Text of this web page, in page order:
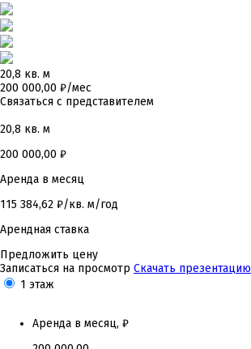
20,8 кв. м
200 000,00 ₽/мес
Связаться с представителем
20,8 кв. м
200 000,00 ₽
Аренда в месяц
115 384,62 ₽/кв. м/год
Арендная ставка
Предложить цену
Записаться на просмотр Скачать презентацию
1 этаж
Аренда в месяц, ₽